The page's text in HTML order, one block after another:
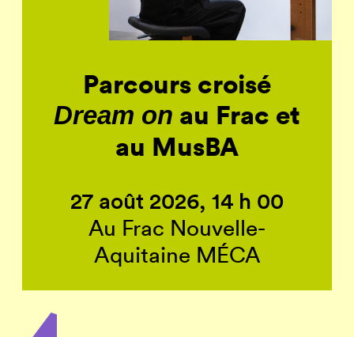
Parcours croisé
Dream on au Frac et
au MusBA
27 août 2026, 14 h 00
Au Frac Nouvelle-
Aquitaine MÉCA